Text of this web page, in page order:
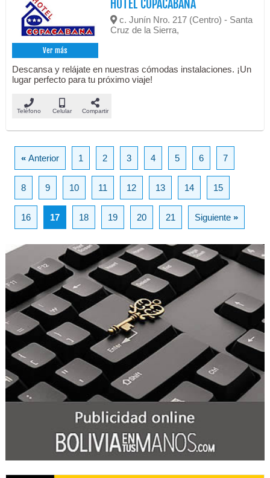
Ver más
HOTEL COPACABANA
c. Junín Nro. 217 (Centro) - Santa
Cruz de la Sierra,
Descansa y relájate en nuestras cómodas instalaciones. ¡Un
lugar perfecto para tu próximo viaje!
Teléfono Celular Compartir
«Anterior 1 2 3 4 5 6 7
8 9 10 11 12 13 14 15
16 17 18 19 20 21 Siguiente»